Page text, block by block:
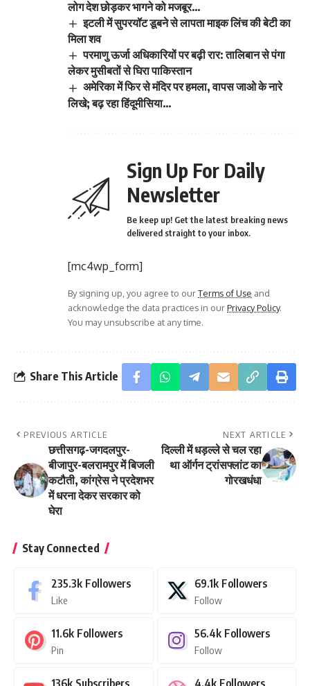
लोग देश छोड़कर भागने को मजबूर…
इटली में सुपरयॉट डूबने से लापता माइक लिंच की बेटी का
मिला शव
परमाणु ऊर्जा अधिकारियों पर बढ़ी रार: तालिबान से पंगा
लेकर मुसीबतों से घिरा पाकिस्तान
अमेरिका में फिर से मंदिर पर हमला, वापस जाओ के नारे
लिखे; बढ़ रहा हिंदूमीसिया…
Sign Up For Daily
Newsletter
Be keep up! Get the latest breaking news
delivered straight to your inbox.
[mc4wp_form]
By signing up, you agree to ourTerms of Use and
acknowledge the data practices in ourPrivacy Policy.
You may unsubscribe at any time.
Share This Article
PREVIOUS ARTICLE
छत्तीसगढ़-जगदलपुर-
बीजापुर-बलरामपुर में बिजली
कटौती, कांग्रेस ने प्रदेशभर
में धरना देकर सरकार को
घेरा
NEXT ARTICLE
दिल्ली में धड़ल्ले से चल रहा
था ऑर्गन ट्रांसफ्लांट का
गोरखधंधा
Stay Connected
235.3k Followers
Like
69.1k Followers
Follow
11.6k Followers
Pin
56.4k Followers
Follow
136k Subscribers 4.4k Followers